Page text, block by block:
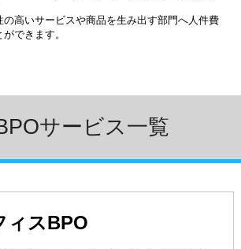
の高いサービスや商品を生み出す部門へ人件費
できます。
サービス一覧
ィスBPO